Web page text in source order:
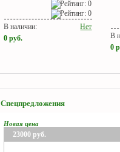
В наличии:
Нет
0руб.
В
0
Спецпредложения
Новая цена
23000 руб.